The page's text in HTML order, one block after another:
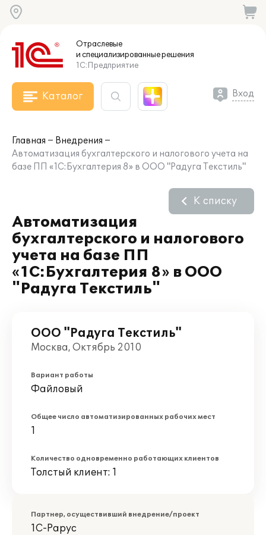
Отраслевые
и специализированныерешения
1С:Предприятие
Каталог Вход
Главная
Внедрения
Автоматизация бухгалтерского и налогового учета на
базе ПП «1С:Бухгалтерия 8» в ООО "Радуга Текстиль"
Автоматизация
бухгалтерского и налогового
учета на базе ПП
«1С:Бухгалтерия 8» в ООО
"Радуга Текстиль"
К списку
ООО "Радуга Текстиль"
Москва, Октябрь 2010
Вариант работы
Файловый
Общее число автоматизированных рабочих мест
1
Количество одновременно работающих клиентов
Толстый клиент: 1
Партнер, осуществивший внедрение/проект
1С-Рарус